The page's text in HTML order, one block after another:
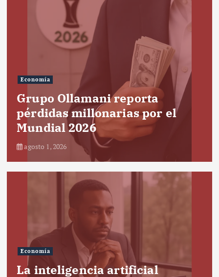
Economía
Grupo Ollamani reporta
pérdidas millonarias por el
Mundial 2026
agosto 1, 2026
Economía
La inteligencia artificial